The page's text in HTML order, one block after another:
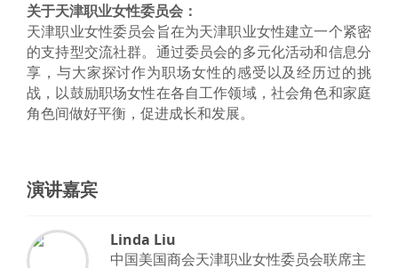
关于天津职业女性委员会：
天津职业女性委员会旨在为天津职业女性建立一个紧密
的支持型交流社群。通过委员会的多元化活动和信息分
享，与大家探讨作为职场女性的感受以及经历过的挑
战，以鼓励职场女性在各自工作领域，社会角色和家庭
角色间做好平衡，促进成长和发展。
演讲嘉宾
Linda Liu
中国美国商会天津职业女性委员会联席主